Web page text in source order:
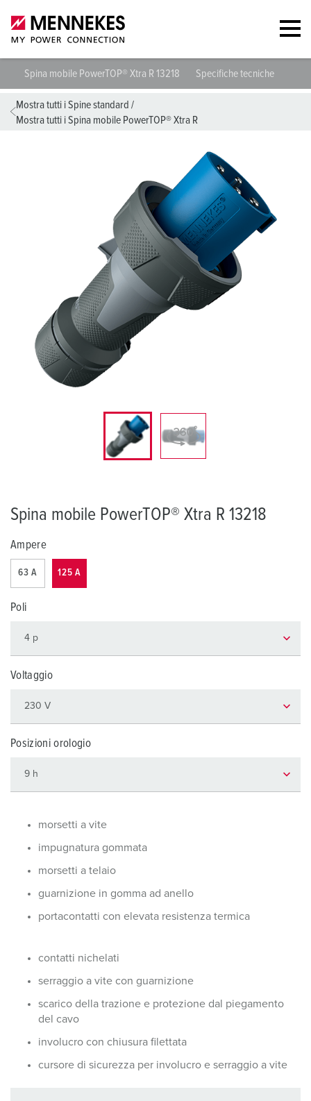
Spina mobile PowerTOP® Xtra R 13218 Specifiche tecniche
Mostra tutti i Spine standard /
Mostra tutti i Spina mobile PowerTOP® Xtra R
Spina mobile PowerTOP® Xtra R 13218
Ampere
63 A 125 A
Poli
Voltaggio
Posizioni orologio
morsetti a vite
impugnatura gommata
morsetti a telaio
guarnizione in gomma ad anello
portacontatti con elevata resistenza termica
contatti nichelati
serraggio a vite con guarnizione
scarico della trazione e protezione dal piegamento
del cavo
involucro con chiusura filettata
cursore di sicurezza per involucro e serraggio a vite